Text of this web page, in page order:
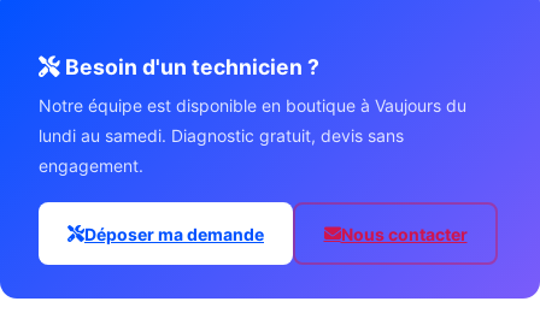
Besoin d'un technicien ?
Notre équipe est disponible en boutique à Vaujours du
lundi au samedi. Diagnostic gratuit, devis sans
engagement.
Déposer ma demande Nous contacter